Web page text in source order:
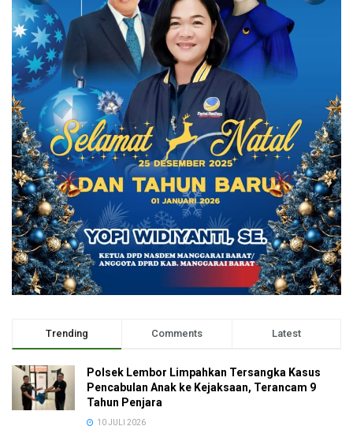
Trending Comments Latest
Polsek Lembor Limpahkan Tersangka Kasus
Pencabulan Anak ke Kejaksaan, Terancam 9
Tahun Penjara
10 JULI 2026